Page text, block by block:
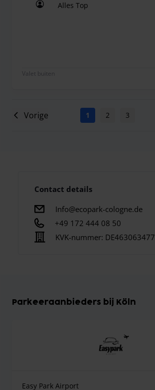
Alles Top
Valet buiten
Vorige 1 2 3
Contact details
Info@ecopark-cologne.de
+49 172 444 08 50
KVK-nummer: DE463063477
Parkeeraanbieders bij Köln
Easy Park Airport